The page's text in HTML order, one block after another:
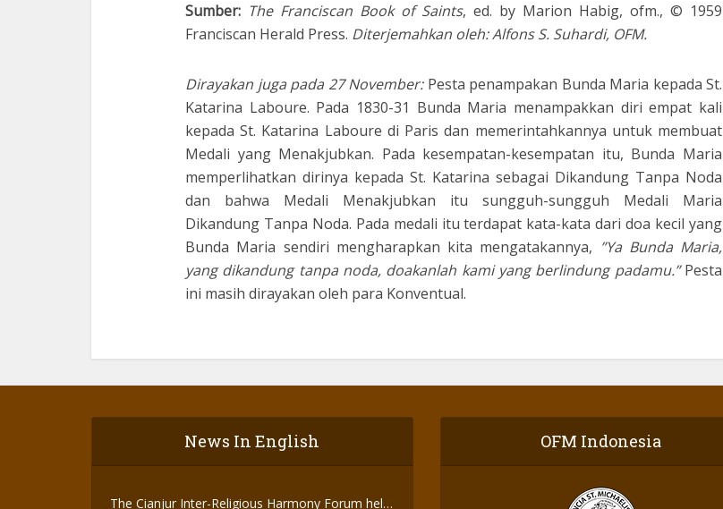
Sumber: The Franciscan Book of Saints, ed. by Marion Habig, ofm., © 1959
Franciscan Herald Press. Diterjemahkan oleh: Alfons S. Suhardi, OFM.
Dirayakan juga pada 27 November: Pesta penampakan Bunda Maria kepada St.
Katarina Laboure. Pada 1830-31 Bunda Maria menampakkan diri empat kali
kepada St. Katarina Laboure di Paris dan memerintahkannya untuk membuat
Medali yang Menakjubkan. Pada kesempatan-kesempatan itu, Bunda Maria
memperlihatkan dirinya kepada St. Katarina sebagai Dikandung Tanpa Noda
dan bahwa Medali Menakjubkan itu sungguh-sungguh Medali Maria
Dikandung Tanpa Noda. Pada medali itu terdapat kata-kata dari doa kecil yang
Bunda Maria sendiri mengharapkan kita mengatakannya, ”Ya Bunda Maria,
yang dikandung tanpa noda, doakanlah kami yang berlindung padamu.”Pesta
ini masih dirayakan oleh para Konventual.
News In English
The Cianjur Inter-Religious Harmony Forum held
OFM Indonesia